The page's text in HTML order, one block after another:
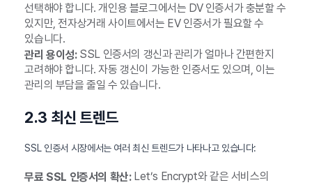
선택해야 합니다. 개인용 블로그에서는 DV 인증서가 충분할 수
있지만, 전자상거래 사이트에서는 EV 인증서가 필요할 수
있습니다.
관리 용이성:SSL 인증서의 갱신과 관리가 얼마나 간편한지
고려해야 합니다. 자동 갱신이 가능한 인증서도 있으며, 이는
관리의 부담을 줄일 수 있습니다.
2.3 최신 트렌드
SSL 인증서 시장에서는 여러 최신 트렌드가 나타나고 있습니다:
무료 SSL 인증서의 확산:Let’s Encrypt와 같은 서비스의